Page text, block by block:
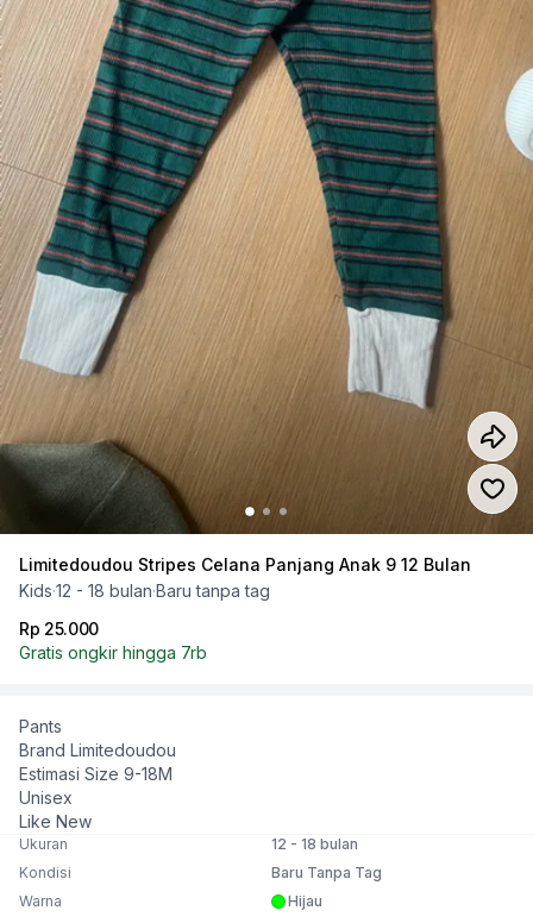
Limitedoudou Stripes Celana Panjang Anak 9 12 Bulan
Kids·12 - 18 bulan·Baru tanpa tag
Rp 25.000
Gratis ongkir hingga 7rb
Pants
Brand Limitedoudou
Estimasi Size 9-18M
Unisex
Like New
Ukuran
12 - 18 bulan
Kondisi
Baru Tanpa Tag
Warna
Hijau